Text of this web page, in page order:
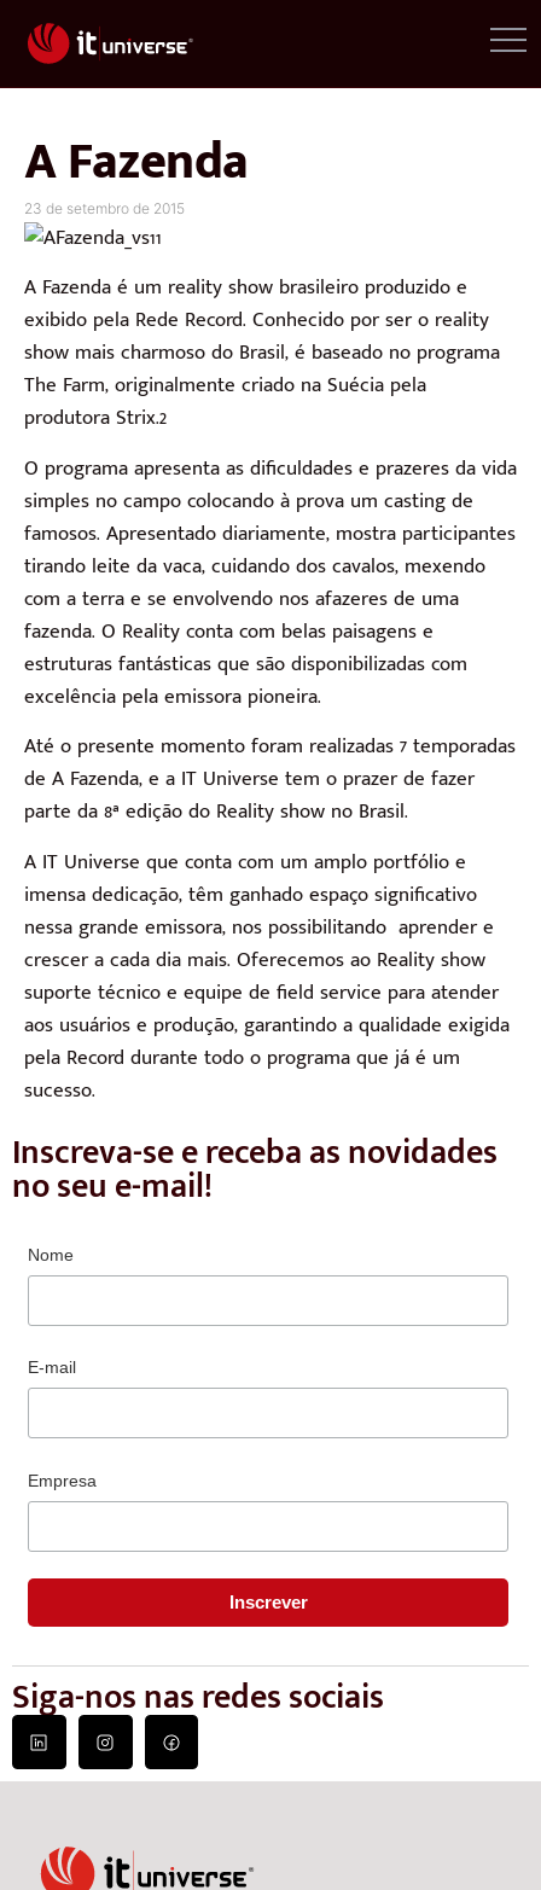
A Fazenda
23 de setembro de 2015
A Fazenda é um reality show brasileiro produzido e
exibido pela Rede Record. Conhecido por ser o reality
show mais charmoso do Brasil, é baseado no programa
The Farm, originalmente criado na Suécia pela
produtora Strix.2
O programa apresenta as dificuldades e prazeres da vida
simples no campo colocando à prova um casting de
famosos. Apresentado diariamente, mostra participantes
tirando leite da vaca, cuidando dos cavalos, mexendo
com a terra e se envolvendo nos afazeres de uma
fazenda. O Reality conta com belas paisagens e
estruturas fantásticas que são disponibilizadas com
excelência pela emissora pioneira.
Até o presente momento foram realizadas 7 temporadas
de A Fazenda, e a IT Universe tem o prazer de fazer
parte da 8ª edição do Reality show no Brasil.
A IT Universe que conta com um amplo portfólio e
imensa dedicação, têm ganhado espaço significativo
nessa grande emissora, nos possibilitando aprender e
crescer a cada dia mais. Oferecemos ao Reality show
suporte técnico e equipe de field service para atender
aos usuários e produção, garantindo a qualidade exigida
pela Record durante todo o programa que já é um
sucesso.
Inscreva-se e receba as novidades
no seu e-mail!
Nome
E-mail
Empresa
Siga-nos nas redes sociais